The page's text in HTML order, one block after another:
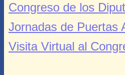
Congreso de los
Jornadas de Puertas
Visita Virtual al